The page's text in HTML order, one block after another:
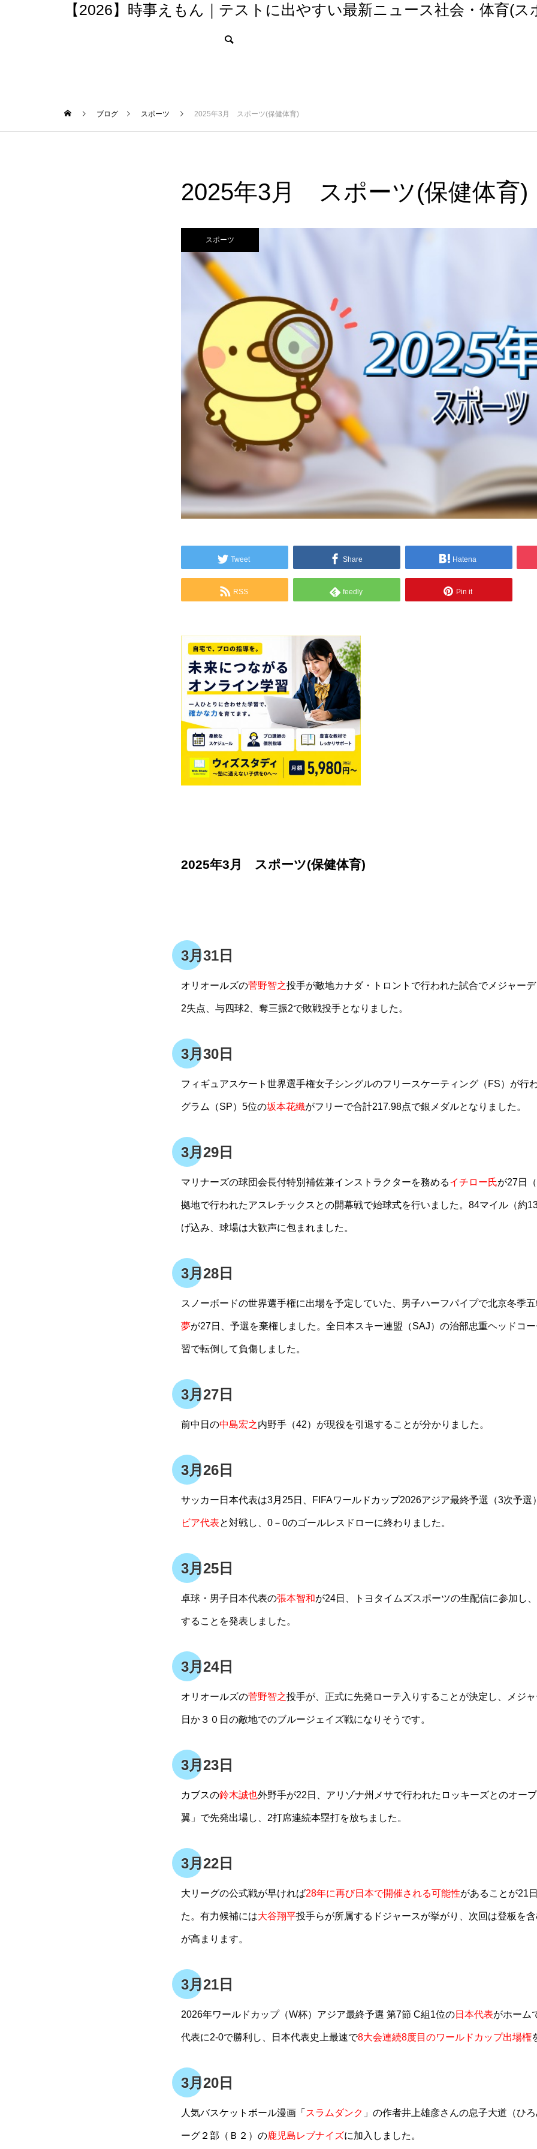
【2026】時事えもん｜テストに出やすい最新ニュース社会・体育(ス
ブログ スポーツ 2025年3月 スポーツ(保健体育)
2025年3月 スポーツ(保健体育)
スポーツ
Tweet Share Hatena
RSS feedly Pin it
2025年3月 スポーツ(保健体育)
3月31日
オリオールズの菅野智之投手が敵地カナダ・トロントで行われた試合でメジャー
2失点、与四球2、奪三振2で敗戦投手となりました。
3月30日
フィギュアスケート世界選手権女子シングルのフリースケーティング（FS）が行
グラム（SP）5位の坂本花織がフリーで合計217.98点で銀メダルとなりました。
3月29日
マリナーズの球団会長付特別補佐兼インストラクターを務めるイチロー氏が27日
拠地で行われたアスレチックスとの開幕戦で始球式を行いました。84マイル（約
げ込み、球場は大歓声に包まれました。
3月28日
スノーボードの世界選手権に出場を予定していた、男子ハーフパイプで北京冬季
夢が27日、予選を棄権しました。全日本スキー連盟（SAJ）の治部忠重ヘッドコ
習で転倒して負傷しました。
3月27日
前中日の中島宏之内野手（42）が現役を引退することが分かりました。
3月26日
サッカー日本代表は3月25日、FIFAワールドカップ2026アジア最終予選（3次予選
ビア代表と対戦し、0－0のゴールレスドローに終わりました。
3月25日
卓球・男子日本代表の張本智和が24日、トヨタイムズスポーツの生配信に参加し
することを発表しました。
3月24日
オリオールズの菅野智之投手が、正式に先発ローテ入りすることが決定し、メジ
日か３０日の敵地でのブルージェイズ戦になりそうです。
3月23日
カブスの鈴木誠也外野手が22日、アリゾナ州メサで行われたロッキーズとのオー
翼」で先発出場し、2打席連続本塁打を放ちました。
3月22日
大リーグの公式戦が早ければ28年に再び日本で開催される可能性があることが21
た。有力候補には大谷翔平投手らが所属するドジャースが挙がり、次回は登板を
が高まります。
3月21日
2026年ワールドカップ（W杯）アジア最終予選 第7節 C組1位の日本代表がホーム
代表に2-0で勝利し、日本代表史上最速で8大会連続8度目のワールドカップ出場権
3月20日
人気バスケットボール漫画「 スラムダンク 」の作者井上雄彦さんの息子大道（ひ
ーグ２部（Ｂ２）の鹿児島レブナイズに加入しました。